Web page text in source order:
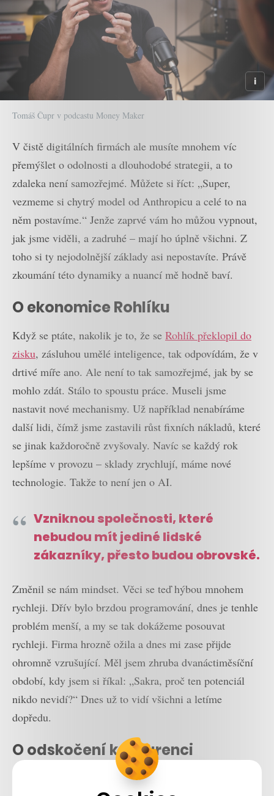
Tomáš Čupr v podcastu Money Maker
V čistě digitálních firmách ale musíte mnohem víc
přemýšlet o odolnosti a dlouhodobé strategii, a to
zdaleka není samozřejmé. Můžete si říct: „Super,
vezmeme si chytrý model od Anthropicu a celé to na
něm postavíme.“ Jenže zaprvé vám ho můžou vypnout,
jak jsme viděli, a zadruhé – mají ho úplně všichni. Z
toho si ty nejodolnější základy asi nepostavíte. Právě
zkoumání této dynamiky a nuancí mě hodně baví.
O ekonomice Rohlíku
Když se ptáte, nakolik je to, že se Rohlík překlopil do
zisku, zásluhou umělé inteligence, tak odpovídám, že v
drtivé míře ano. Ale není to tak samozřejmé, jak by se
mohlo zdát. Stálo to spoustu práce. Museli jsme
nastavit nové mechanismy. Už například nenabíráme
další lidi, čímž jsme zastavili růst fixních nákladů, které
se jinak každoročně zvyšovaly. Navíc se každý rok
lepšíme v provozu – sklady zrychlují, máme nové
technologie. Takže to není jen o AI.
Vzniknou společnosti, které
nebudou mít jediné lidské
zákazníky, přesto budou obrovské.
Změnil se nám mindset. Věci se teď hýbou mnohem
rychleji. Dřív bylo brzdou programování, dnes je tenhle
problém menší, a my se tak dokážeme posouvat
rychleji. Firma hrozně ožila a dnes mi zase přijde
ohromně vzrušující. Měl jsem zhruba dvanáctiměsíční
období, kdy jsem si říkal: „Sakra, proč ten potenciál
nikdo nevidí?“ Dnes už to vidí všichni a letíme
dopředu.
O odskočení konkurenci
Díky tomu, že dnes máme v Rohlíku robustnější